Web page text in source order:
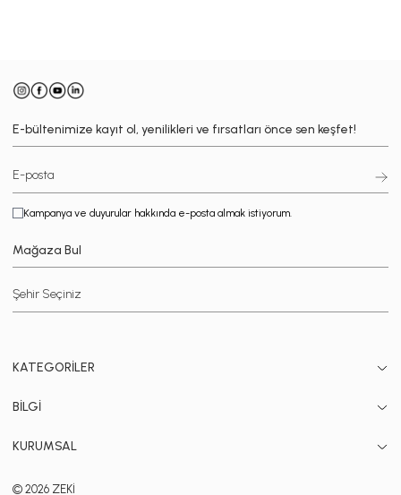
E-bültenimize kayıt ol, yenilikleri ve fırsatları önce sen keşfet!
Kampanya ve duyurular hakkında e-posta almak istiyorum.
Mağaza Bul
KATEGORİLER
BİLGİ
KURUMSAL
© 2026 ZEKİ